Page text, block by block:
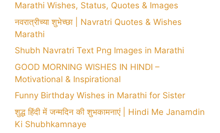
Marathi Wishes, Status, Quotes & Images
नवरात्रीच्या शुभेच्छा | Navratri Quotes & Wishes
Marathi
Shubh Navratri Text Png Images in Marathi
GOOD MORNING WISHES IN HINDI –
Motivational & Inspirational
Funny Birthday Wishes in Marathi for Sister
शुद्ध हिंदी में जन्मदिन की शुभकामनाएं | Hindi Me Janamdin
Ki Shubhkamnaye